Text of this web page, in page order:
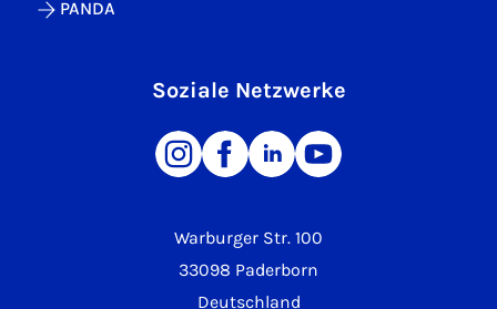
Warburger Str. 100
33098 Paderborn
Deutschland
PANDA
Soziale Netzwerke